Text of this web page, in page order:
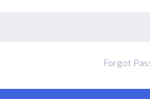
Forgot